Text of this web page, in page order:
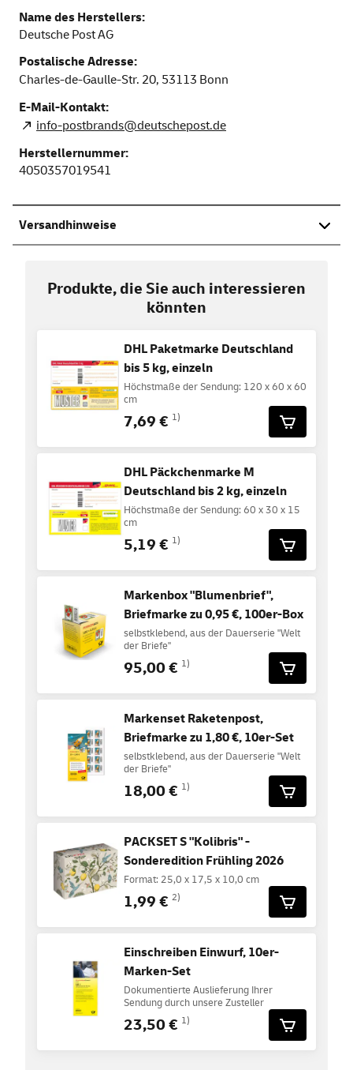
Name des Herstellers:
Deutsche Post AG
Postalische Adresse:
Charles-de-Gaulle-Str. 20, 53113 Bonn
E-Mail-Kontakt:
info-postbrands@deutschepost.de
Herstellernummer:
4050357019541
Versandhinweise
Produkte, die Sie auch interessieren
könnten
DHL Paketmarke Deutschland
bis 5 kg, einzeln
Höchstmaße der Sendung: 120 x 60 x 60
cm
7,69 € 1)
DHL Päckchenmarke M
Deutschland bis 2 kg, einzeln
Höchstmaße der Sendung: 60 x 30 x 15
cm
5,19 € 1)
Markenbox "Blumenbrief",
Briefmarke zu 0,95 €, 100er-Box
selbstklebend, aus der Dauerserie "Welt
der Briefe"
95,00 € 1)
Markenset Raketenpost,
Briefmarke zu 1,80 €, 10er-Set
selbstklebend, aus der Dauerserie "Welt
der Briefe"
18,00 € 1)
PACKSET S "Kolibris" -
Sonderedition Frühling 2026
Format: 25,0 x 17,5 x 10,0 cm
1,99 € 2)
Einschreiben Einwurf, 10er-
Marken-Set
Dokumentierte Auslieferung Ihrer
Sendung durch unsere Zusteller
23,50 € 1)